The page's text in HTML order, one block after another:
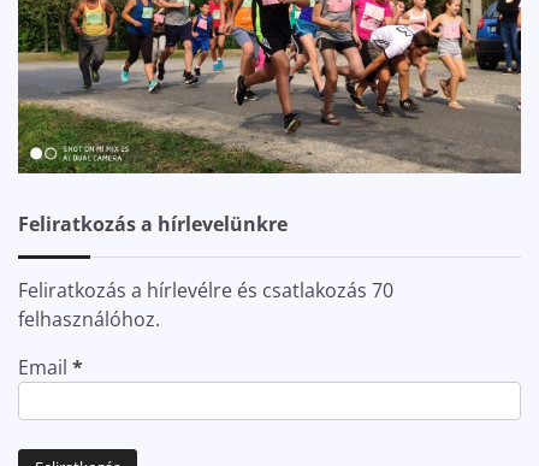
Feliratkozás a hírlevelünkre
Feliratkozás a hírlevélre és csatlakozás 70
felhasználóhoz.
Email *